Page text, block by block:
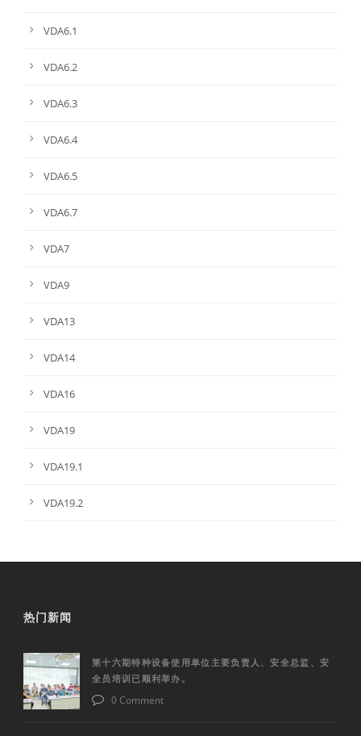
VDA6.1
VDA6.2
VDA6.3
VDA6.4
VDA6.5
VDA6.7
VDA7
VDA9
VDA13
VDA14
VDA16
VDA19
VDA19.1
VDA19.2
热门新闻
第十六期特种设备使用单位主要负责人、安全总监、安
全员培训已顺利举办。
0 Comment